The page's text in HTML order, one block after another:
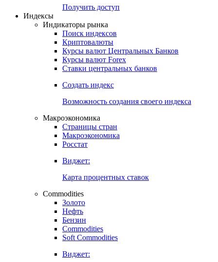
Получить доступ
Индексы
Индикаторы рынка
Поиск индексов
Криптовалюты
Курсы валют Центральных Банков
Курсы валют Forex
Ставки центральных банков
Создать индекс
Возможность создания своего индекса
Макроэкономика
Страницы стран
Макроэкономика
Росстат
Виджет:
Карта процентных ставок
Commodities
Золото
Нефть
Бензин
Commodities
Soft Commodities
Виджет: